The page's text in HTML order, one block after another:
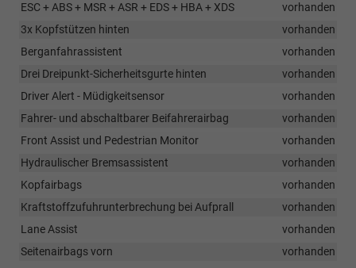
ESC + ABS + MSR + ASR + EDS + HBA + XDS
vorhanden
3x Kopfstützen hinten
vorhanden
Berganfahrassistent
vorhanden
Drei Dreipunkt-Sicherheitsgurte hinten
vorhanden
Driver Alert - Müdigkeitsensor
vorhanden
Fahrer- und abschaltbarer Beifahrerairbag
vorhanden
Front Assist und Pedestrian Monitor
vorhanden
Hydraulischer Bremsassistent
vorhanden
Kopfairbags
vorhanden
Kraftstoffzufuhrunterbrechung bei Aufprall
vorhanden
Lane Assist
vorhanden
Seitenairbags vorn
vorhanden